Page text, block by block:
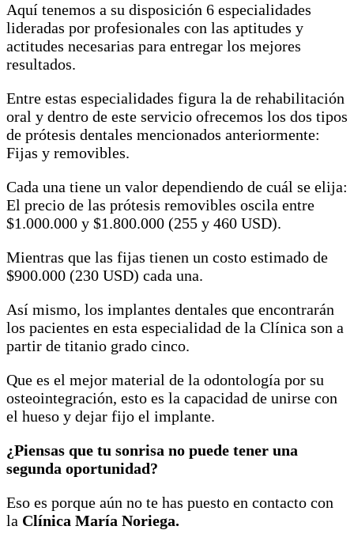
Aquí tenemos a su disposición 6 especialidades
lideradas por profesionales con las aptitudes y
actitudes necesarias para entregar los mejores
resultados.
Entre estas especialidades figura la de rehabilitación
oral y dentro de este servicio ofrecemos los dos tipos
de prótesis dentales mencionados anteriormente:
Fijas y removibles.
Cada una tiene un valor dependiendo de cuál se elija:
El precio de las prótesis removibles oscila entre
$1.000.000 y $1.800.000 (255 y 460 USD).
Mientras que las fijas tienen un costo estimado de
$900.000 (230 USD) cada una.
Así mismo, los implantes dentales que encontrarán
los pacientes en esta especialidad de la Clínica son a
partir de titanio grado cinco.
Que es el mejor material de la odontología por su
osteointegración, esto es la capacidad de unirse con
el hueso y dejar fijo el implante.
¿Piensas que tu sonrisa no puede tener una
segunda oportunidad?
Eso es porque aún no te has puesto en contacto con
la Clínica María Noriega.